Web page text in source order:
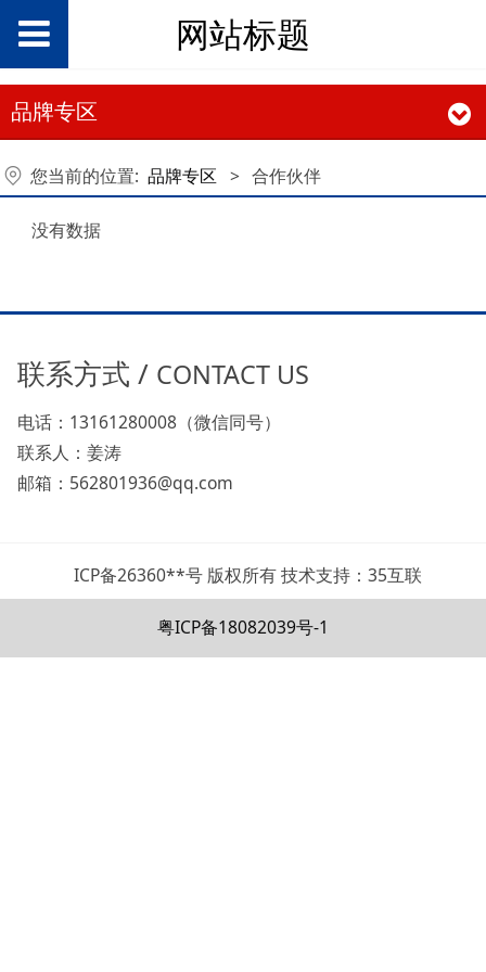
网站标题
品牌专区
您当前的位置: 品牌专区 > 合作伙伴
没有数据
联系方式 / CONTACT US
电话：13161280008（微信同号）
联系人：姜涛
邮箱：562801936@qq.com
ICP备26360**号 版权所有 技术支持：35互联
粤ICP备18082039号-1